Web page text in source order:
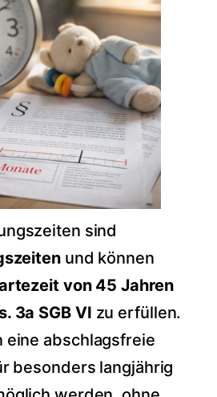
sind
und können
von 45 Jahren
3a SGB VI zu erfüllen.
eine abschlagsfreie
besonders langjährig